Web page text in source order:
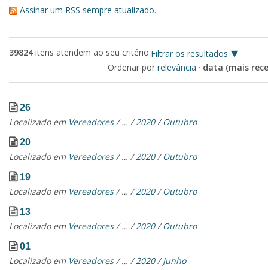
Assinar um RSS sempre atualizado.
39824 itens atendem ao seu critério.Filtrar os resultados
Ordenar por relevância · data (mais
26
Localizado em Vereadores /… /2020 /Outubro
20
Localizado em Vereadores /… /2020 /Outubro
19
Localizado em Vereadores /… /2020 /Outubro
13
Localizado em Vereadores /… /2020 /Outubro
01
Localizado em Vereadores /… /2020 /Junho